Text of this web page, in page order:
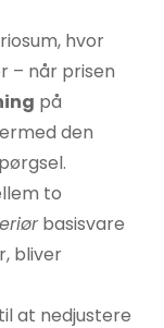
hvor
– når prisen
på
den
to
basisvare
bliver
at nedjustere